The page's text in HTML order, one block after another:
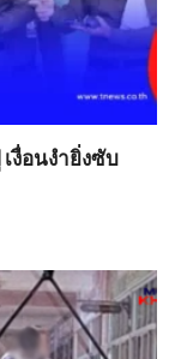
งื่อนงำยิ่งซับ